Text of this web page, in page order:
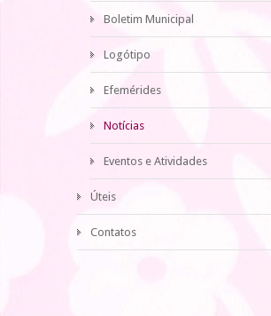
Boletim Municipal
Logótipo
Efemérides
Notícias
Eventos e Atividades
Úteis
Contatos